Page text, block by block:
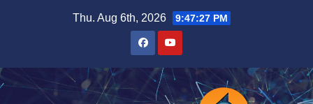
Thu. Aug 6th, 2026 9:47:28 PM